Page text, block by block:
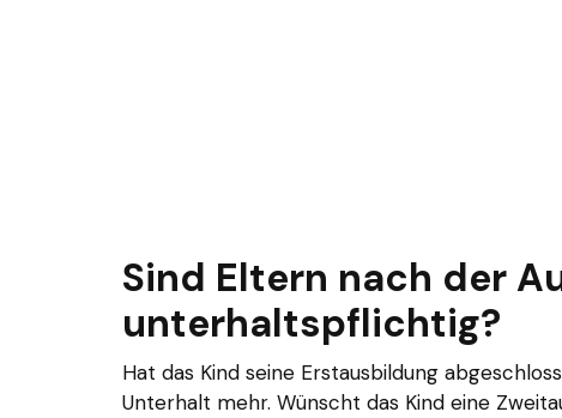
Sind Eltern nach der
unterhaltspflichtig?
Hat das Kind seine Erstausbildung
Unterhalt mehr. Wünscht das Kind eine